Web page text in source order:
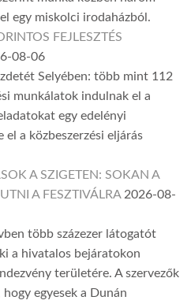
egy miskolci irodaházból.
FEJLESZTÉS
08-06
Selyében: több mint 112
munkálatok indulnak el a
egy edelényi
a közbeszerzési eljárás
A SZIGETEN: SOKAN A
A FESZTIVÁLRA 2026-08-
több százezer látogatót
a hivatalos bejáratokon
területére. A szervezők
egyesek a Dunán